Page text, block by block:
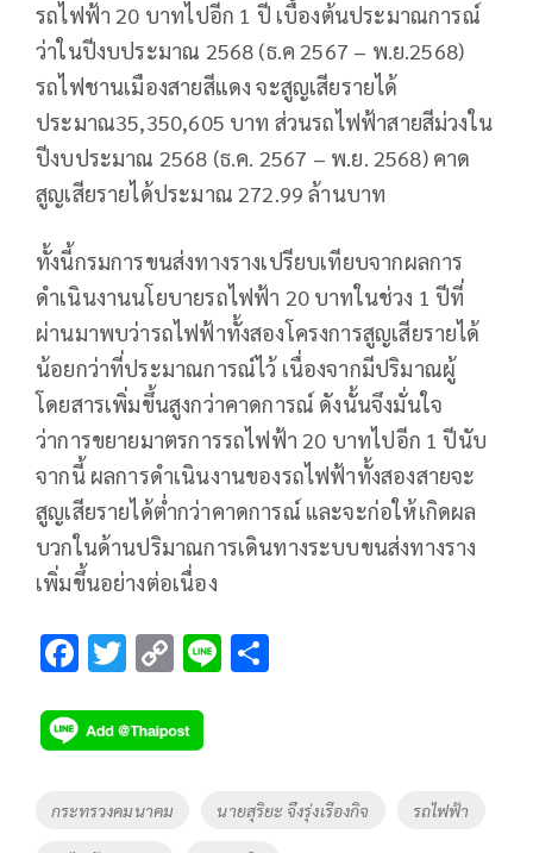
รถไฟฟ้า 20 บาทไปอีก 1 ปี เบื้องต้นประมาณการณ์
ว่าในปีงบประมาณ 2568 (ธ.ค 2567 – พ.ย.2568)
รถไฟชานเมืองสายสีแดง จะสูญเสียรายได้
ประมาณ35,350,605 บาท ส่วนรถไฟฟ้าสายสีม่วงใน
ปีงบประมาณ 2568 (ธ.ค. 2567 – พ.ย. 2568) คาด
สูญเสียรายได้ประมาณ 272.99 ล้านบาท
ทั้งนี้กรมการขนส่งทางรางเปรียบเทียบจากผลการ
ดำเนินงานนโยบายรถไฟฟ้า 20 บาทในช่วง 1 ปีที่
ผ่านมาพบว่ารถไฟฟ้าทั้งสองโครงการสูญเสียรายได้
น้อยกว่าที่ประมาณการณ์ไว้ เนื่องจากมีปริมาณผู้
โดยสารเพิ่มขึ้นสูงกว่าคาดการณ์ ดังนั้นจึงมั่นใจ
ว่าการขยายมาตรการรถไฟฟ้า 20 บาทไปอีก 1 ปีนับ
จากนี้ ผลการดำเนินงานของรถไฟฟ้าทั้งสองสายจะ
สูญเสียรายได้ต่ำกว่าคาดการณ์ และจะก่อให้เกิดผล
บวกในด้านปริมาณการเดินทางระบบขนส่งทางราง
เพิ่มขึ้นอย่างต่อเนื่อง
F
e
b
o
o
T
tt
er
C
p
y
Li
Tags
กระทรวงคมนาคม นายสุริยะ จึงรุ่งเรืองกิจ รถไฟฟ้า